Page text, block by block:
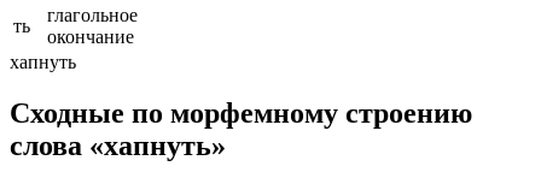
ть
глагольное
окончание
хапнуть
Сходные по морфемному строению
слова «хапнуть»